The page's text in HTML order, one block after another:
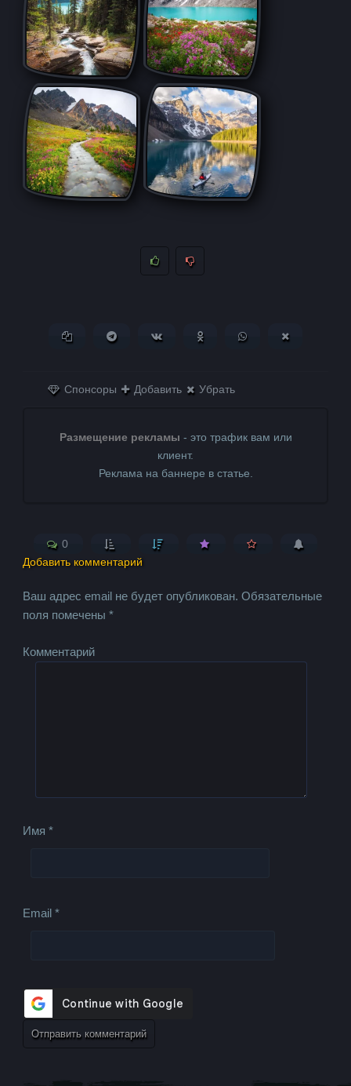
Копировать ссылкуПоделиться в Telegram
Поделиться ВКонтактеПоделиться в
Поделиться в
Спонсоры Добавить Убрать
Размещение рекламы - это трафик вам или
клиент.
Реклама на баннере в статье.
0
Добавить комментарий
Ваш адрес email не будет опубликован. Обязательные
поля помечены*
Комментарий
Имя*
Email*